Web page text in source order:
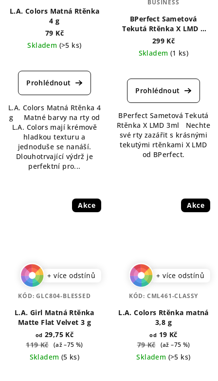
L.A. Colors Matná Rtěnka
4 g
79 Kč
Skladem (>5 ks)
hodnocení
produktu
z
5
hvězdiček.
L.A. Colors Matná Rtěnka 4
g Matné barvy na rty od
L.A. Colors mají krémově
hladkou texturu a
jednoduše se nanáší.
Dlouhotrvající výdrž je
perfektní pro...
BPerfect Sametová
Tekutá Rtěnka X LMD 3
ml
299 Kč
Skladem (1 ks)
hodnocení
produktu
z
5
hvězdiček.
BPerfect Sametová Tekutá
Rtěnka X LMD 3ml Nechte
své rty zazářit s krásnými
tekutými rtěnkami X LMD
od BPerfect.
BUSINESS
Akce
+ více odstínů
L.A. Girl Matná Rtěnka
Matte Flat Velvet 3 g
od 29,75 Kč
119 Kč
(až –75 %)
Skladem (5 ks)
KÓD:GLC804-BLESSED
Akce
+ více odstínů
L.A. Colors Rtěnka matná
3,8 g
od 19 Kč
79 Kč
(až –75 %)
Skladem (>5 ks)
KÓD: CML461-CLASSY